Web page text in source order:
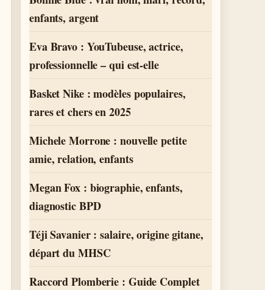
enfants, argent
Eva Bravo : YouTubeuse, actrice,
professionnelle – qui est-elle
Basket Nike : modèles populaires,
rares et chers en 2025
Michele Morrone : nouvelle petite
amie, relation, enfants
Megan Fox : biographie, enfants,
diagnostic BPD
Téji Savanier : salaire, origine gitane,
départ du MHSC
Raccord Plomberie : Guide Complet